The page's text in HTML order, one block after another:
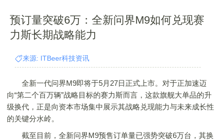
预订量突破6万：全新问界M9如何兑现赛
力斯长期战略能力
来源: ITBeer科技资讯
全新一代问界M9即将于5月27日正式上市。对于正加速迈
向“第二个百万辆”战略目标的赛力斯而言，这款旗舰大单品的升
级换代，正是向资本市场集中展示其战略兑现能力与未来成长性
的关键分水岭。
截至目前，全新问界M9预售订单量已强势突破6万台，其换